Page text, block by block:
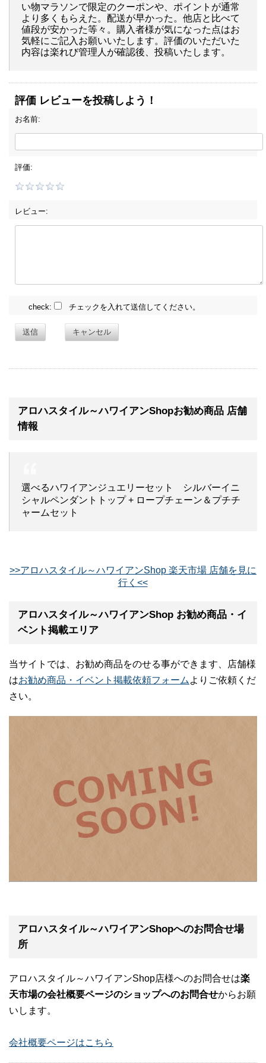
い物マラソンで限定のクーポンや、ポイントが通常
より多くもらえた。配送が早かった。他店と比べて
値段が安かった等々。購入者様が気になった点はお
気軽にご記入お願いいたします。評価のいただいた
内容は楽れび管理人が確認後、投稿いたします。
評価 レビューを投稿しよう！
お名前:
評価:
レビュー:
check: チェックを入れて送信してください。
送信 キャンセル
アロハスタイル～ハワイアンShopお勧め商品 店舗
情報
選べるハワイアンジュエリーセット シルバーイニ
シャルペンダントトップ + ロープチェーン＆プチチ
ャームセット
>>アロハスタイル～ハワイアンShop 楽天市場 店舗を見に
行く<<
アロハスタイル～ハワイアンShop お勧め商品・イ
ベント掲載エリア
当サイトでは、お勧め商品をのせる事ができます、店舗様
はお勧め商品・イベント掲載依頼フォーム よりご依頼くだ
さい。
アロハスタイル～ハワイアンShopへのお問合せ場
所
アロハスタイル～ハワイアンShop店様へのお問合せは楽
天市場の会社概要ページのショップへのお問合せからお願
いします。
会社概要ページはこちら